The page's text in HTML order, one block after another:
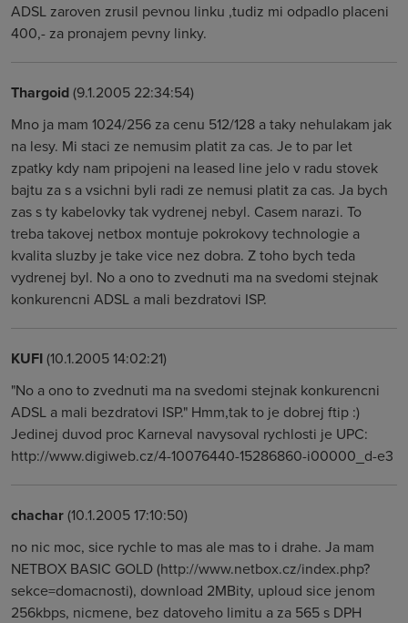
ADSL zaroven zrusil pevnou linku ,tudiz mi odpadlo placeni
400,- za pronajem pevny linky.
Thargoid(9.1.2005 22:34:54)
Mno ja mam 1024/256 za cenu 512/128 a taky nehulakam jak
na lesy. Mi staci ze nemusim platit za cas. Je to par let
zpatky kdy nam pripojeni na leased line jelo v radu stovek
bajtu za s a vsichni byli radi ze nemusi platit za cas. Ja bych
zas s ty kabelovky tak vydrenej nebyl. Casem narazi. To
treba takovej netbox montuje pokrokovy technologie a
kvalita sluzby je take vice nez dobra. Z toho bych teda
vydrenej byl. No a ono to zvednuti ma na svedomi stejnak
konkurencni ADSL a mali bezdratovi ISP.
KUFI(10.1.2005 14:02:21)
"No a ono to zvednuti ma na svedomi stejnak konkurencni
ADSL a mali bezdratovi ISP." Hmm,tak to je dobrej ftip :)
Jedinej duvod proc Karneval navysoval rychlosti je UPC:
http://www.digiweb.cz/4-10076440-15286860-i00000_d-e3
chachar(10.1.2005 17:10:50)
no nic moc, sice rychle to mas ale mas to i drahe. Ja mam
NETBOX BASIC GOLD (http://www.netbox.cz/index.php?
sekce=domacnosti), download 2MBity, uploud sice jenom
256kbps, nicmene, bez datoveho limitu a za 565 s DPH